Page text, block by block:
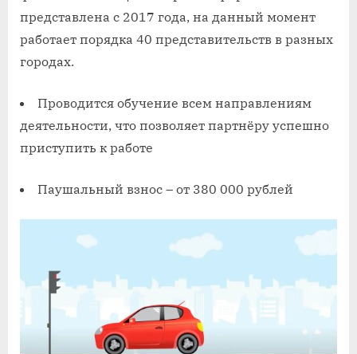
представлена с 2017 года, на данный момент
работает порядка 40 представительств в разных
городах.
Проводится обучение всем направлениям
деятельности, что позволяет партнёру успешно
приступить к работе
Паушальный взнос – от 380 000 рублей